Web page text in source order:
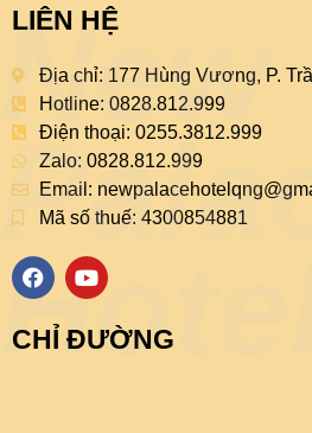
LIÊN HỆ
Địa chỉ: 177 Hùng Vương, P.
Hotline: 0828.812.999
Điện thoại: 0255.3812.999
Zalo: 0828.812.999
Email:
Mã số thuế: 4300854881
New
Hotel
F
a
e
b
Y
o
t
u
CHỈ ĐƯỜNG